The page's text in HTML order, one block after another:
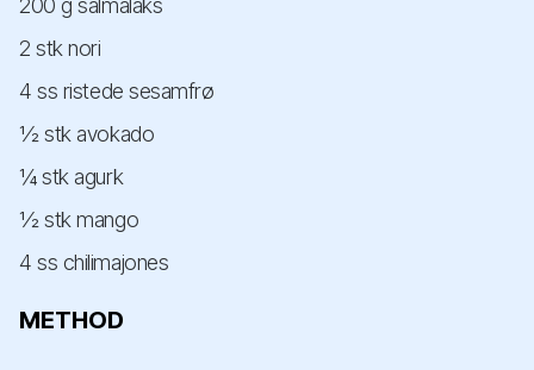
200 g salmalaks
2 stk nori
4 ss ristede sesamfrø
½ stk avokado
¼ stk agurk
½ stk mango
4 ss chilimajones
METHOD